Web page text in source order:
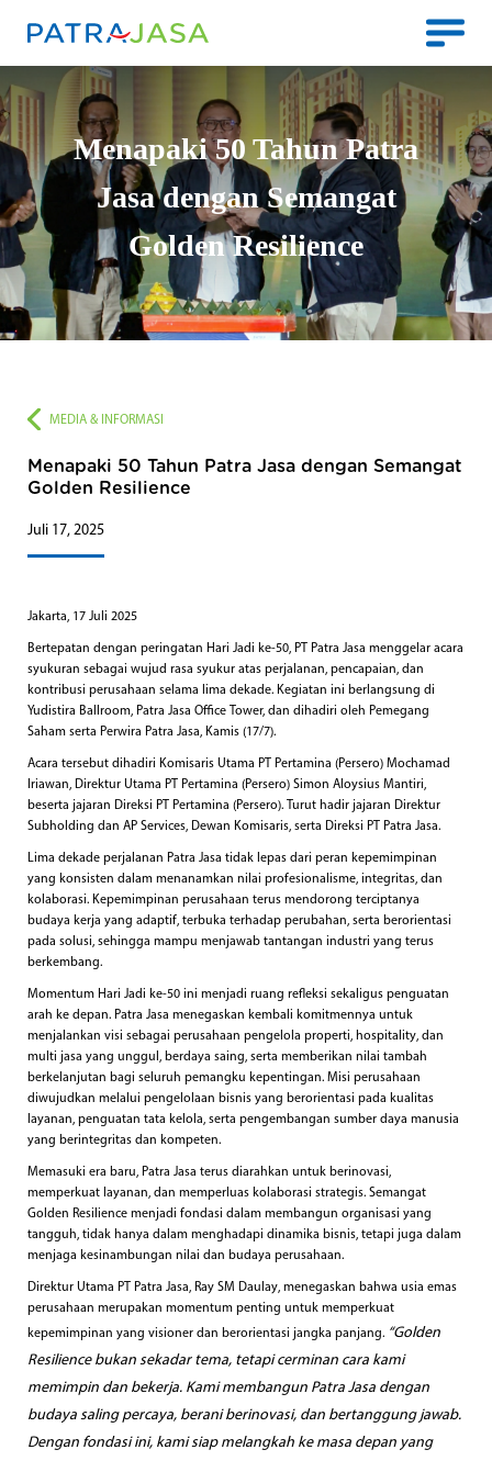
Menapaki 50 Tahun Patra
Jasa dengan Semangat
Golden Resilience
MEDIA & INFORMASI
Menapaki 50 Tahun Patra Jasa dengan Semangat
Golden Resilience
Juli 17, 2025
Jakarta, 17 Juli 2025
Bertepatan dengan peringatan Hari Jadi ke-50, PT Patra Jasa menggelar acara
syukuran sebagai wujud rasa syukur atas perjalanan, pencapaian, dan
kontribusi perusahaan selama lima dekade. Kegiatan ini berlangsung di
Yudistira Ballroom, Patra Jasa Office Tower, dan dihadiri oleh Pemegang
Saham serta Perwira Patra Jasa, Kamis (17/7).
Acara tersebut dihadiri Komisaris Utama PT Pertamina (Persero) Mochamad
Iriawan, Direktur Utama PT Pertamina (Persero) Simon Aloysius Mantiri,
beserta jajaran Direksi PT Pertamina (Persero). Turut hadir jajaran Direktur
Subholding dan AP Services, Dewan Komisaris, serta Direksi PT Patra Jasa.
Lima dekade perjalanan Patra Jasa tidak lepas dari peran kepemimpinan
yang konsisten dalam menanamkan nilai profesionalisme, integritas, dan
kolaborasi. Kepemimpinan perusahaan terus mendorong terciptanya
budaya kerja yang adaptif, terbuka terhadap perubahan, serta berorientasi
pada solusi, sehingga mampu menjawab tantangan industri yang terus
berkembang.
Momentum Hari Jadi ke-50 ini menjadi ruang refleksi sekaligus penguatan
arah ke depan. Patra Jasa menegaskan kembali komitmennya untuk
menjalankan visi sebagai perusahaan pengelola properti, hospitality, dan
multi jasa yang unggul, berdaya saing, serta memberikan nilai tambah
berkelanjutan bagi seluruh pemangku kepentingan. Misi perusahaan
diwujudkan melalui pengelolaan bisnis yang berorientasi pada kualitas
layanan, penguatan tata kelola, serta pengembangan sumber daya manusia
yang berintegritas dan kompeten.
Memasuki era baru, Patra Jasa terus diarahkan untuk berinovasi,
memperkuat layanan, dan memperluas kolaborasi strategis. Semangat
Golden Resilience menjadi fondasi dalam membangun organisasi yang
tangguh, tidak hanya dalam menghadapi dinamika bisnis, tetapi juga dalam
menjaga kesinambungan nilai dan budaya perusahaan.
Direktur Utama PT Patra Jasa, Ray SM Daulay, menegaskan bahwa usia emas
perusahaan merupakan momentum penting untuk memperkuat
kepemimpinan yang visioner dan berorientasi jangka panjang. “Golden
Resilience bukan sekadar tema, tetapi cerminan cara kami
memimpin dan bekerja. Kami membangun Patra Jasa dengan
budaya saling percaya, berani berinovasi, dan bertanggung jawab.
Dengan fondasi ini, kami siap melangkah ke masa depan yang